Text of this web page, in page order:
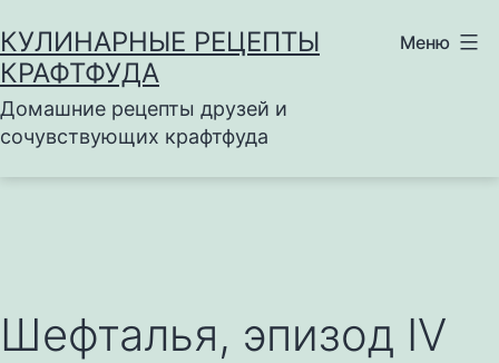
к
содержимому
КУЛИНАРНЫЕ РЕЦЕПТЫ
КРАФТФУДА
Домашние рецепты друзей и
сочувствующих крафтфуда
Меню
Шефталья, эпизод IV